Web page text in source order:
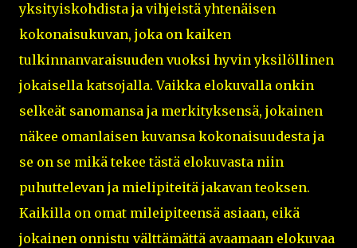
yksityiskohdista ja vihjeistä yhtenäisen
kokonaisukuvan, joka on kaiken
tulkinnanvaraisuuden vuoksi hyvin yksilöllinen
jokaisella katsojalla. Vaikka elokuvalla onkin
selkeät sanomansa ja merkityksensä, jokainen
näkee omanlaisen kuvansa kokonaisuudesta ja
se on se mikä tekee tästä elokuvasta niin
puhuttelevan ja mielipiteitä jakavan teoksen.
Kaikilla on omat mileipiteensä asiaan, eikä
jokainen onnistu välttämättä avaamaan elokuvaa